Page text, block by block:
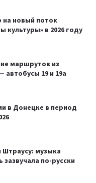
новый поток
культуры» в 2026 году
маршрутов из
автобусы 19 и 19а
в Донецке в период
музыка
зазвучала по-русски